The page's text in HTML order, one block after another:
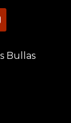
Bullas